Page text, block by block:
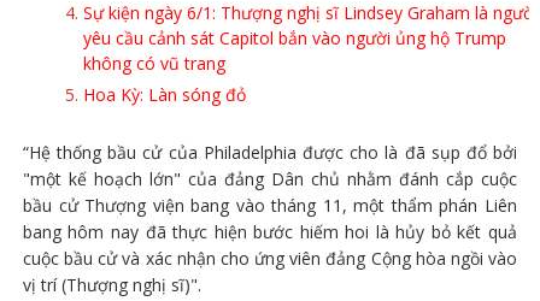
Sự kiện ngày 6/1: Thượng nghị sĩ Lindsey Graham là người
yêu cầu cảnh sát Capitol bắn vào người ủng hộ Trump
không có vũ trang
Hoa Kỳ: Làn sóng đỏ
“Hệ thống bầu cử của Philadelphia được cho là đã sụp đổ bởi
"một kế hoạch lớn" của đảng Dân chủ nhằm đánh cắp cuộc
bầu cử Thượng viện bang vào tháng 11, một thẩm phán Liên
bang hôm nay đã thực hiện bước hiếm hoi là hủy bỏ kết quả
cuộc bầu cử và xác nhận cho ứng viên đảng Cộng hòa ngồi vào
vị trí (Thượng nghị sĩ)".